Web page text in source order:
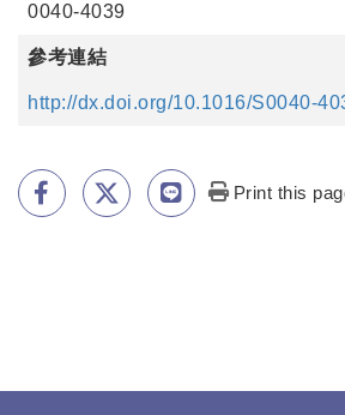
0040-4039
參考連結
http://dx.doi.org/10.1016/S0040-
Print this